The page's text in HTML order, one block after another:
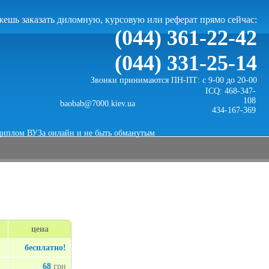
заказать диломную, курсовую или реферат прямо сейчас:
(044) 361-22-42
(044) 331-25-14
Звонки принимаются ПН-ПТ: с 9-00 до 20-00
baobab@7000.kiev.ua
ICQ: 468-347-
108
434-167-369
ВУЗа онлайн и не быть обманутым
цена
бесплатно!
68 грн